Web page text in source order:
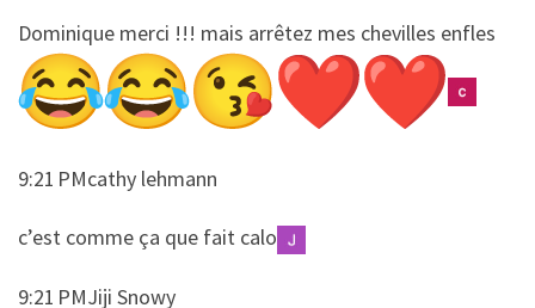
​​Dominique merci !!! mais arrêtez mes chevilles enfles
9:21 PMcathy lehmann
​​c’est comme ça que fait calo
9:21 PMJiji Snowy